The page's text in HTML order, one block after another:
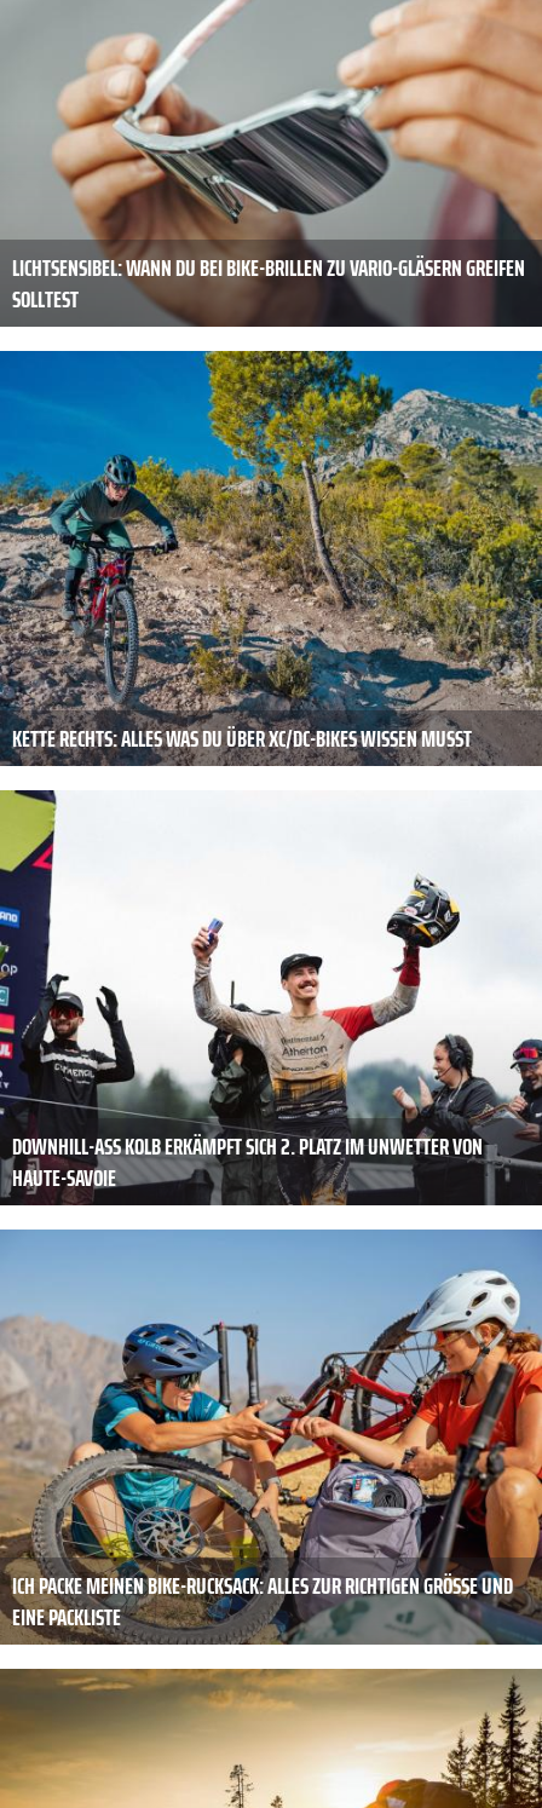
LICHTSENSIBEL: WANN DU BEI BIKE-BRILLEN ZU VARIO-GLÄSERN GREIFEN
SOLLTEST
KETTE RECHTS: ALLES WAS DU ÜBER XC/DC-BIKES WISSEN MUSST
DOWNHILL-ASS KOLB ERKÄMPFT SICH 2. PLATZ IM UNWETTER VON
HAUTE-SAVOIE
ICH PACKE MEINEN BIKE-RUCKSACK: ALLES ZUR RICHTIGEN GRÖSSE UND E
INE PACKLISTE